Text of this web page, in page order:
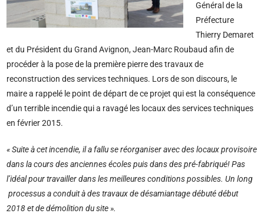
Général de la
Préfecture
Thierry Demaret
et du Président du Grand Avignon, Jean-Marc Roubaud afin de
procéder à la pose de la première pierre des travaux de
reconstruction des services techniques. Lors de son discours, le
maire a rappelé le point de départ de ce projet qui est la conséquence
d’un terrible incendie qui a ravagé les locaux des services techniques
en février 2015.
« Suite à cet incendie, il a fallu se réorganiser avec des locaux provisoire
dans la cours des anciennes écoles puis dans des pré-fabriqué! Pas
l’idéal pour travailler dans les meilleures conditions possibles.Un long
processus a conduit à des travaux de désamiantage débuté début
2018 et de démolition du site ».